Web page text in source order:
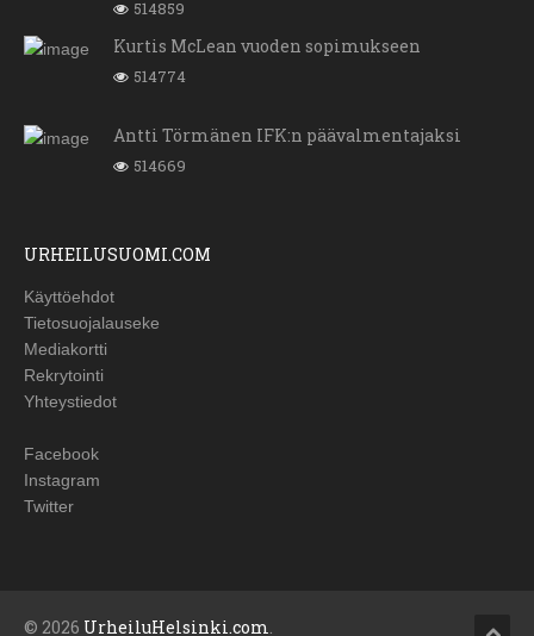
514859
Kurtis McLean vuoden sopimukseen
514774
Antti Törmänen IFK:n päävalmentajaksi
514669
URHEILUSUOMI.COM
Käyttöehdot
Tietosuojalauseke
Mediakortti
Rekrytointi
Yhteystiedot
Facebook
Instagram
Twitter
© 2026 UrheiluHelsinki.com.